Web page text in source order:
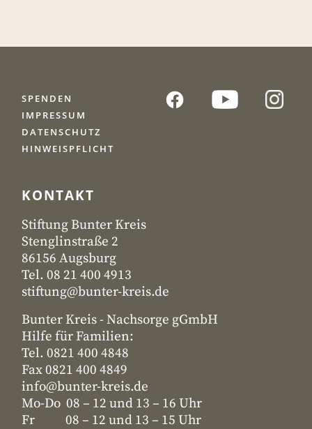
SPENDEN
IMPRESSUM
DATENSCHUTZ
HINWEISPFLICHT
KONTAKT
Stiftung Bunter Kreis
Stenglinstraße 2
86156 Augsburg
Tel. 08 21 400 4913
stiftung@bunter-kreis.de
Bunter Kreis - Nachsorge gGmbH
Hilfe für Familien:
Tel. 0821 400 4848
Fax 0821 400 4849
info@bunter-kreis.de
Mo-Do 08 – 12 und 13 – 16 Uhr
Fr 08 – 12 und 13 – 15 Uhr